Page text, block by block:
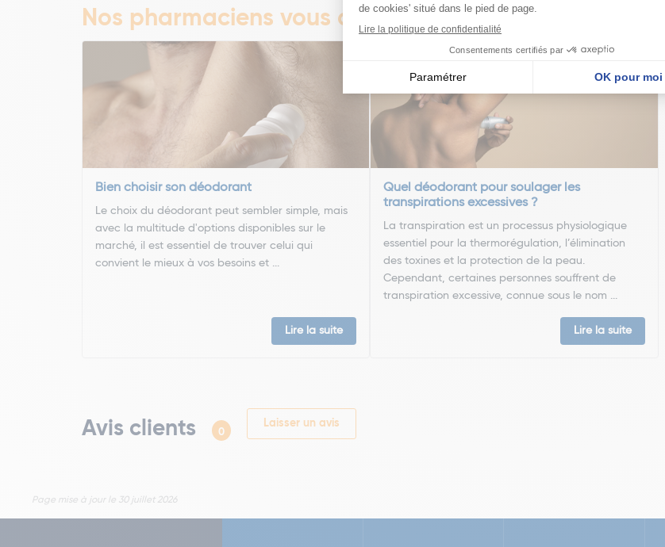
Nos pharmaciens vous conseillent
Bien choisir son déodorant
Le choix du déodorant peut sembler simple, mais
avec la multitude d'options disponibles sur le
marché, il est essentiel de trouver celui qui
convient le mieux à vos besoins et ...
Lire la suite
Quel déodorant pour soulager les
transpirations excessives ?
La transpiration est un processus physiologique
essentiel pour la thermorégulation, l’élimination
des toxines et la protection de la peau.
Cependant, certaines personnes souffrent de
transpiration excessive, connue sous le nom ...
Lire la suite
Avis clients 0
Laisser un avis
Page mise à jour le 30 juillet 2026